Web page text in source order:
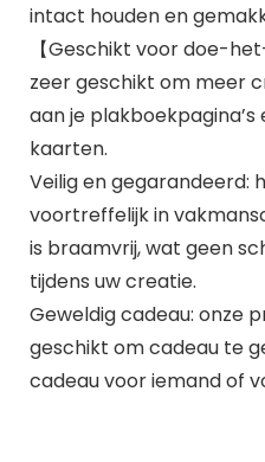
intact houden en
【Geschikt voor doe-
zeer geschikt om meer
aan je
kaarten.
Veilig en gegarandeerd:
voortreffelijk in
is braamvrij, wat geen
tijdens uw creatie.
Geweldig cadeau: onze
geschikt om cadeau te
cadeau voor iemand of